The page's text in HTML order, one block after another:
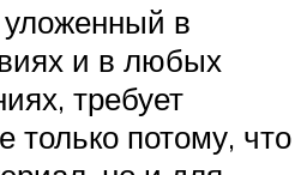
в
и в любых
требует
только потому, что